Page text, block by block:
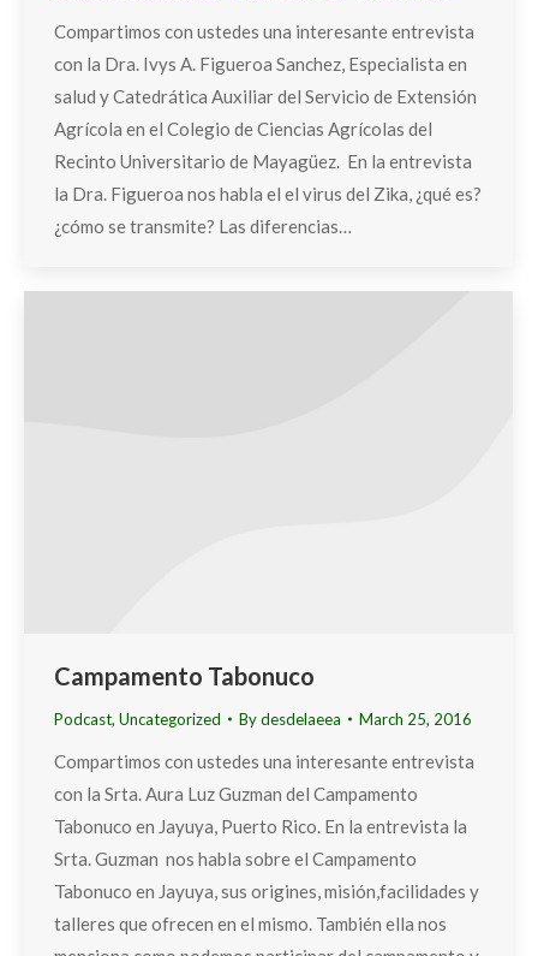
Compartimos con ustedes una interesante entrevista
con la Dra. Ivys A. Figueroa Sanchez, Especialista en
salud y Catedrática Auxiliar del Servicio de Extensión
Agrícola en el Colegio de Ciencias Agrícolas del
Recinto Universitario de Mayagüez. En la entrevista
la Dra. Figueroa nos habla el el virus del Zika, ¿qué es?
¿cómo se transmite? Las diferencias…
Campamento Tabonuco
Podcast, Uncategorized Bydesdelaeea March 25, 2016
Compartimos con ustedes una interesante entrevista
con la Srta. Aura Luz Guzman del Campamento
Tabonuco en Jayuya, Puerto Rico. En la entrevista la
Srta. Guzman nos habla sobre el Campamento
Tabonuco en Jayuya, sus origines, misión,facilidades y
talleres que ofrecen en el mismo. También ella nos